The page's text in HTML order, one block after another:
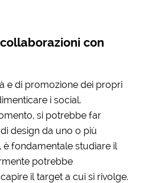
con
e di promozione dei propri
i social.
si potrebbe far
design da uno o più
è fondamentale studiare il
potrebbe
il target a cui si rivolge.